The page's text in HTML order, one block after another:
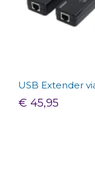
USB Extender
€ 45,95